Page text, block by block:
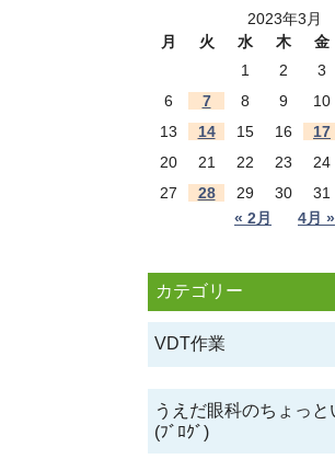
2023年3月
月
火 水 木 金
1
2 3
6
7 8 9 10
13
14 15 16 17
20
21 22 23 24
27
28 29 30
31
« 2月
4月 »
カテゴリー
VDT作業
うえだ眼科のちょっと
(ﾌﾞﾛｸﾞ)